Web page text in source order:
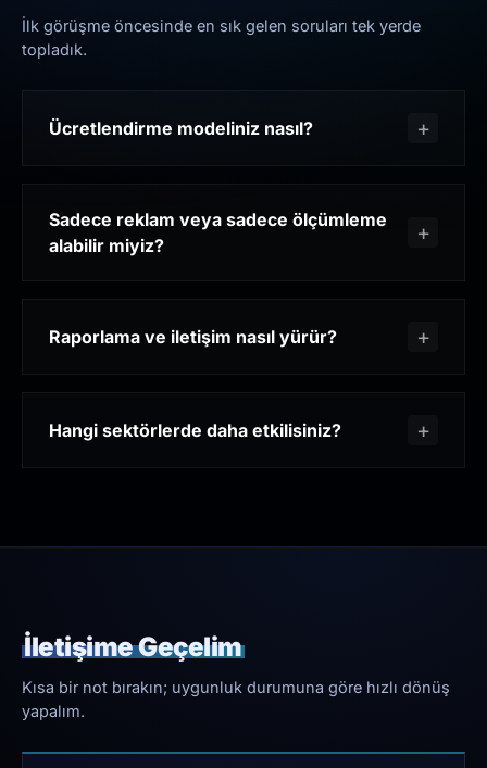
İlk görüşme öncesinde en sık gelen soruları tek yerde
topladık.
Ücretlendirme modeliniz nasıl?
Sadece reklam veya sadece ölçümleme
alabilir miyiz?
Raporlama ve iletişim nasıl yürür?
Hangi sektörlerde daha etkilisiniz?
İletişime Geçelim
Kısa bir not bırakın; uygunluk durumuna göre hızlı dönüş
yapalım.